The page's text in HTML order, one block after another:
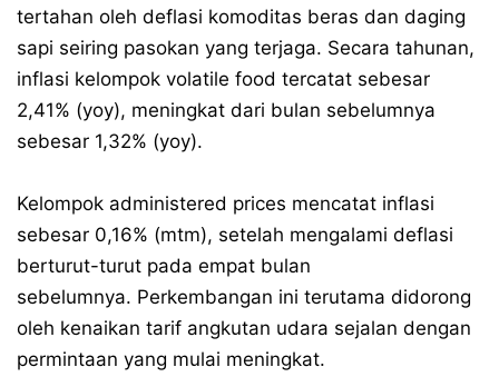
tertahan oleh deflasi komoditas beras dan daging
sapi seiring pasokan yang terjaga. Secara tahunan,
inflasi kelompok volatile food tercatat sebesar
2,41% (yoy), meningkat dari bulan sebelumnya
sebesar 1,32% (yoy).
Kelompok administered prices mencatat inflasi
sebesar 0,16% (mtm), setelah mengalami deflasi
berturut-turut pada empat bulan
sebelumnya. Perkembangan ini terutama didorong
oleh kenaikan tarif angkutan udara sejalan dengan
permintaan yang mulai meningkat.